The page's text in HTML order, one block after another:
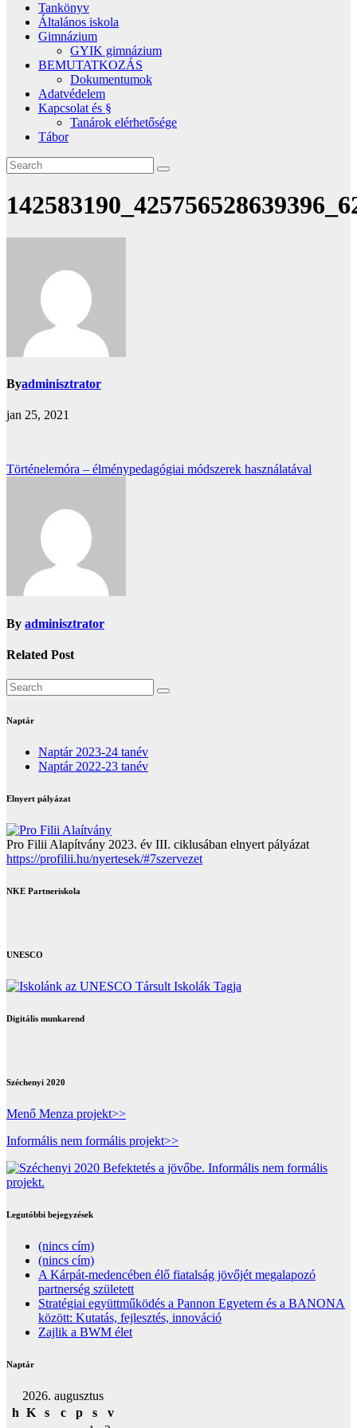
Tankönyv
Általános iskola
Gimnázium
GYIK gimnázium
BEMUTATKOZÁS
Dokumentumok
Adatvédelem
Kapcsolat és §
Tanárok elérhetősége
Tábor
Byadminisztrator
jan 25, 2021
Bejegyzés
Történelemóra – élménypedagógiai módszerek használatával
By adminisztrator
Related Post
Naptár
Naptár 2023-24 tanév
Naptár 2022-23 tanév
Elnyert pályázat
Pro Filii Alapítvány 2023. év III. ciklusában elnyert pályázat
https://profilii.hu/nyertesek/#7szervezet
NKE Partneriskola
UNESCO
Digitális munkarend
Széchenyi 2020
Menő Menza projekt>>
Informális nem formális projekt>>
Legutóbbi bejegyzések
(nincs cím)
(nincs cím)
A Kárpát-medencében élő fiatalság jövőjét megalapozó
partnerség született
Stratégiai együttműködés a Pannon Egyetem és a BANONA
között: Kutatás, fejlesztés, innováció
Zajlik a BWM élet
Naptár
2026. augusztus
h K s c p s
v